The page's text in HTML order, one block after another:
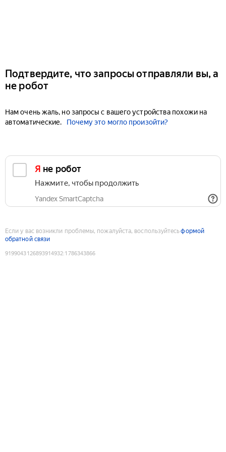
Подтвердите, что запросы отправляли вы, а
не робот
Нам очень жаль, но запросы с вашего устройства похожи на
автоматические.
Почему это могло произойти?
Я не робот
Нажмите, чтобы продолжить
Yandex SmartCaptcha
Если у вас возникли проблемы, пожалуйста, воспользуйтесьформой
обратной связи
9199043126893914932:1786343866